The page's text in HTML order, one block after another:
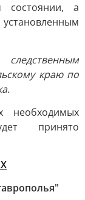
состоянии, а
краю по
необходимых
принято